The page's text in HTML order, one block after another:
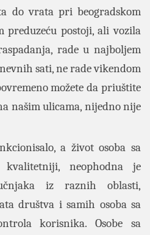
do vrata pri beogradskom
preduzeću postoji, ali vozila
rade u najboljem
sati, ne rade vikendom
možete da priuštite
našim ulicama, nijedno nije
a život osoba sa
neophodna je
iz raznih oblasti,
društva i samih osoba sa
korisnika. Osobe sa